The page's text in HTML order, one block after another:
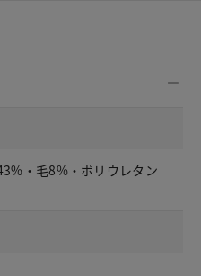
・毛8%・ポリウレタン